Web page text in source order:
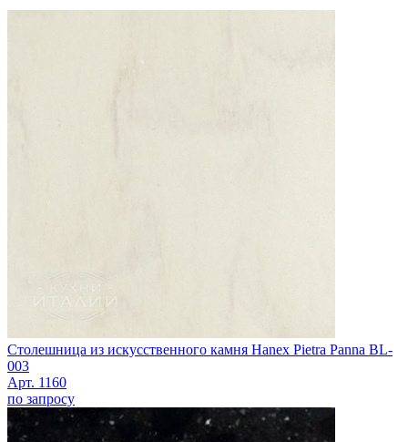
Столешница из искусственного камня Hanex Pietra Panna BL-
003
Арт. 1160
по запросу